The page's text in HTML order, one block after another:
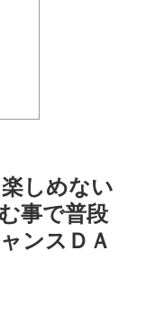
しめない
事で普段
ンスＤＡ